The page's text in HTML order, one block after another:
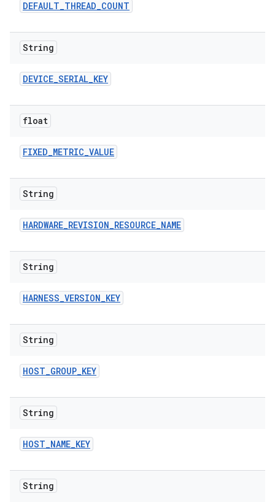
DEFAULT_THREAD_COUNT
String
DEVICE_SERIAL_KEY
float
FIXED_METRIC_VALUE
String
HARDWARE_REVISION_RESOURCE_NAME
String
HARNESS_VERSION_KEY
String
HOST_GROUP_KEY
String
HOST_NAME_KEY
String